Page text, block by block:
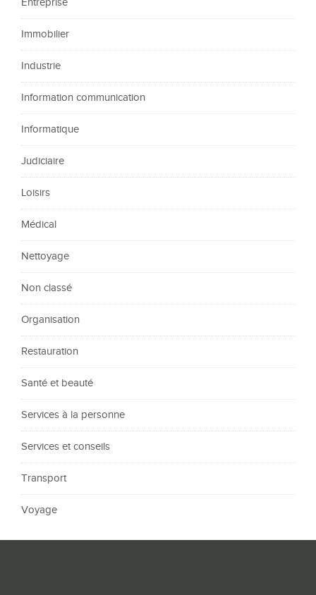
Entreprise
Immobilier
Industrie
Information communication
Informatique
Judiciaire
Loisirs
Médical
Nettoyage
Non classé
Organisation
Restauration
Santé et beauté
Services à la personne
Services et conseils
Transport
Voyage